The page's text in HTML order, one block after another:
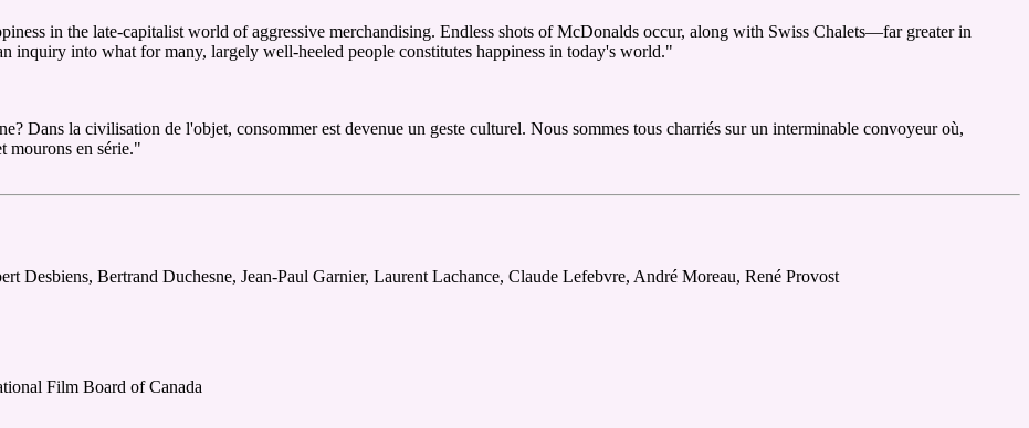
in the late-capitalist world of aggressive merchandising. Endless shots of McDonalds occur, along with Swiss Chalets—far greater in
inquiry into what for many, largely well-heeled people constitutes happiness in today's world."
Dans la civilisation de l'objet, consommer est devenue un geste culturel. Nous sommes tous charriés sur un interminable convoyeur où,
mourons en série."
Desbiens, Bertrand Duchesne, Jean-Paul Garnier, Laurent Lachance, Claude Lefebvre, André Moreau, René Provost
Film Board of Canada